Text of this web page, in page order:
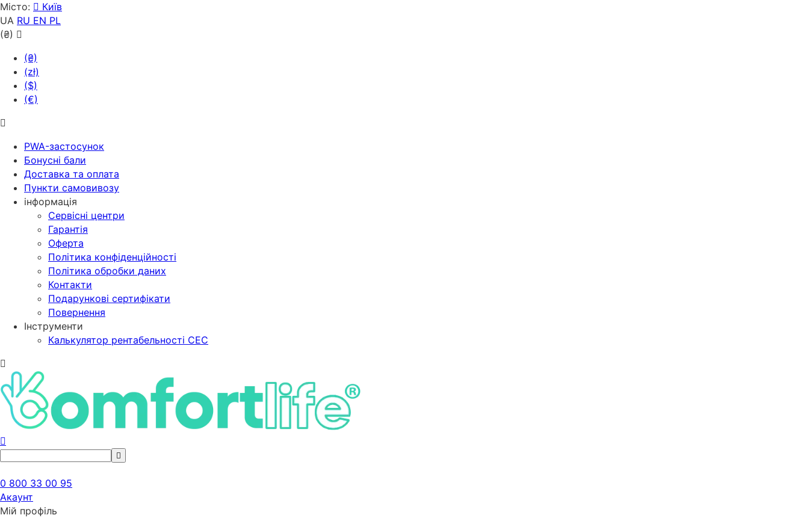
Місто:
Київ
UA RU EN PL
(₴)
(₴)
(zł)
($)
(€)
PWA-застосунок
Бонусні бали
Доставка та оплата
Пункти самовивозу
інформація
Сервісні центри
Гарантія
Оферта
Політика конфіденційності
Політика обробки даних
Контакти
Подарункові сертифікати
Повернення
Інструменти
Калькулятор рентабельності СЕС
0 800 33 00 95
Акаунт
Мій профіль